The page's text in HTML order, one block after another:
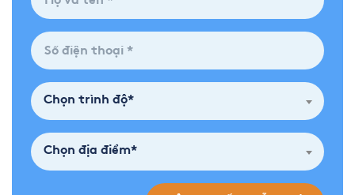
Chọn trình độ*
Chọn địa điểm*